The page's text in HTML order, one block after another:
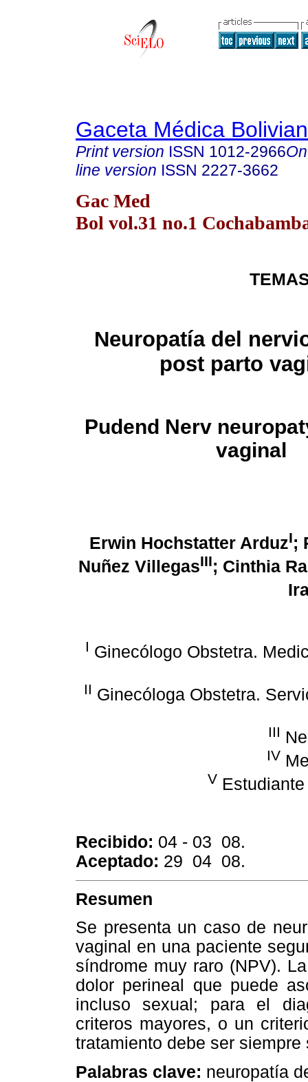
Gaceta Médica
Print version ISSN 1012-2966
line version ISSN 2227-3662
Gac Med
Bol vol.31 no.1
Neuropatía del
post parto
Pudend Nerv
vaginal
Erwin Hochstatter ArduzI;
Nuñez VillegasIII; Cinthia
I Ginecólogo Obstetra.
II Ginecóloga Obstetra.
III
IV
V
Recibido: 04 - 03 ­ 08.
Aceptado: 29 ­ 04 ­ 08.
Resumen
Se presenta un caso de
vaginal en una paciente
síndrome muy raro (NPV).
dolor perineal que puede
incluso sexual; para el
criteros mayores, o un
tratamiento debe ser
Palabras clave: neuropatía